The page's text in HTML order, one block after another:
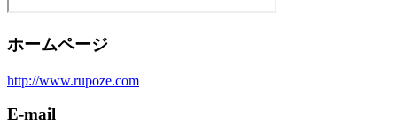
ホームページ
http://www.rupoze.com
E-mail